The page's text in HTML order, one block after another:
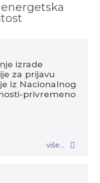
izrade
za prijavu
iz Nacionalnog
privremeno
više...